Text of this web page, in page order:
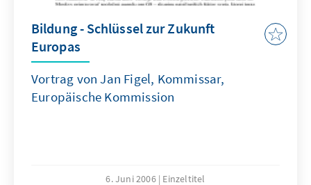
Bildung - Schlüssel zur Zukunft
Europas
Vortrag von Jan Figel, Kommissar,
Europäische Kommission
6. Juni 2006 Einzeltitel